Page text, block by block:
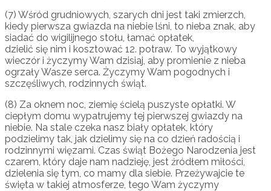
(7) Wśród grudniowych, szarych dni jest taki zmierzch,
kiedy pierwsza gwiazda na niebie lśni, to nieba znak, aby
siadać do wigilijnego stołu, łamać opłatek,
dzielić się nim i kosztować 12. potraw. To wyjątkowy
wieczór i życzymy Wam dzisiaj, aby promienie z nieba
ogrzały Wasze serca. Życzymy Wam pogodnych i
szczęśliwych, rodzinnych świąt.
(8) Za oknem noc, ziemię ścielą puszyste opłatki. W
ciepłym domu wypatrujemy tej pierwszej gwiazdy na
niebie. Na stale czeka nasz biały opłatek, który
podzielimy tak, jak dzielimy się na co dzień radością i
rodzinnymi więzami. Czas świąt Bożego Narodzenia jest
czarem, który daje nam nadzieję, jest źródłem miłości,
dzielenia się tym, co mamy dla siebie. Przeżywajcie te
święta w takiej atmosferze, tego Wam życzymy